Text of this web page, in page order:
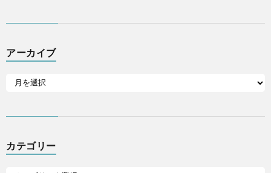
アーカイブ
カテゴリー